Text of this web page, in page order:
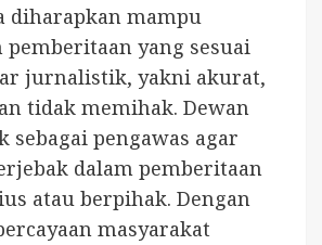
diharapkan mampu
yang sesuai
jurnalistik, yakni akurat,
tidak memihak. Dewan
sebagai pengawas agar
dalam pemberitaan
atau berpihak. Dengan
masyarakat